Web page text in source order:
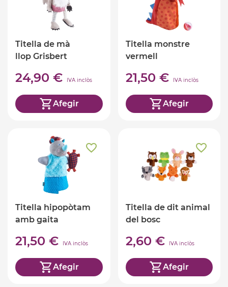
Titella de mà
llop Grisbert
24,90 € IVA inclòs
Afegir
Titella monstre
vermell
21,50 € IVA inclòs
Afegir
Titella hipopòtam
amb gaita
21,50 € IVA inclòs
Afegir
Titella de dit animal
del bosc
2,60 € IVA inclòs
Afegir